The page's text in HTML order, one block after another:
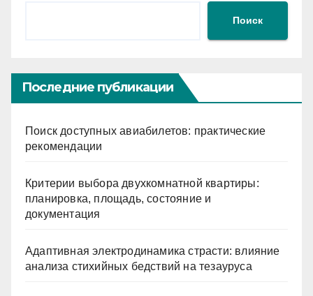
Поиск
Последние публикации
Поиск доступных авиабилетов: практические
рекомендации
Критерии выбора двухкомнатной квартиры:
планировка, площадь, состояние и
документация
Адаптивная электродинамика страсти: влияние
анализа стихийных бедствий на тезауруса